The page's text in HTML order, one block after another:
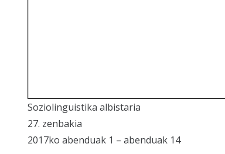
Soziolinguistika albistaria
27. zenbakia
2017ko abenduak 1 – abenduak 14